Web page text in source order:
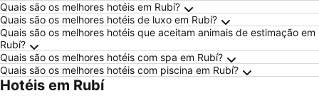
Quais são os melhores hotéis em Rubí?
Quais são os melhores hotéis de luxo em Rubí?
Quais são os melhores hotéis que aceitam animais de estimação em
Rubí?
Quais são os melhores hotéis com spa em Rubí?
Quais são os melhores hotéis com piscina em Rubí?
Hotéis em Rubí